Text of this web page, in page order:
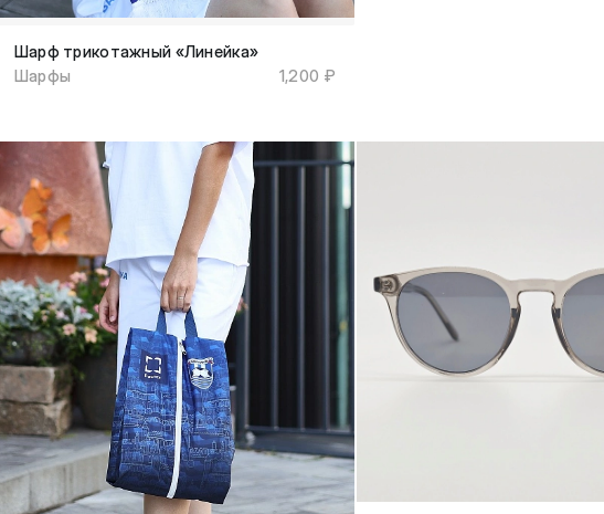
Шарф трикотажный «Линейка»
Шарфы
1,200 ₽